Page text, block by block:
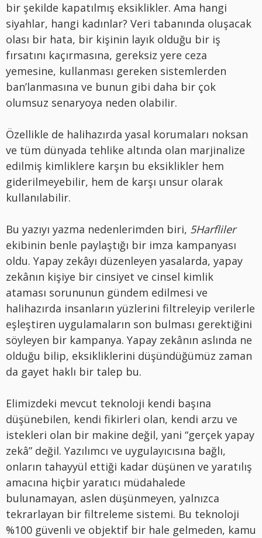
bir şekilde kapatılmış eksiklikler. Ama hangi
siyahlar, hangi kadınlar? Veri tabanında oluşacak
olası bir hata, bir kişinin layık olduğu bir iş
fırsatını kaçırmasına, gereksiz yere ceza
yemesine, kullanması gereken sistemlerden
ban’lanmasına ve bunun gibi daha bir çok
olumsuz senaryoya neden olabilir.
Özellikle de halihazırda yasal korumaları noksan
ve tüm dünyada tehlike altında olan marjinalize
edilmiş kimliklere karşın bu eksiklikler hem
giderilmeyebilir, hem de karşı unsur olarak
kullanılabilir.
Bu yazıyı yazma nedenlerimden biri, 5Harfliler
ekibinin benle paylaştığı bir imza kampanyası
oldu. Yapay zekâyı düzenleyen yasalarda, yapay
zekânın kişiye bir cinsiyet ve cinsel kimlik
ataması sorununun gündem edilmesi ve
halihazırda insanların yüzlerini filtreleyip verilerle
eşleştiren uygulamaların son bulması gerektiğini
söyleyen bir kampanya. Yapay zekânın aslında ne
olduğu bilip, eksikliklerini düşündüğümüz zaman
da gayet haklı bir talep bu.
Elimizdeki mevcut teknoloji kendi başına
düşünebilen, kendi fikirleri olan, kendi arzu ve
istekleri olan bir makine değil, yani “gerçek yapay
zekâ” değil. Yazılımcı ve uygulayıcısına bağlı,
onların tahayyül ettiği kadar düşünen ve yaratılış
amacına hiçbir yaratıcı müdahalede
bulunamayan, aslen düşünmeyen, yalnızca
tekrarlayan bir filtreleme sistemi. Bu teknoloji
%100 güvenli ve objektif bir hale gelmeden, kamu